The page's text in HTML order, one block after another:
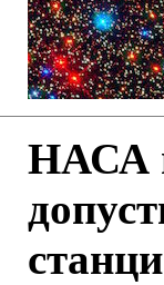
НАСА